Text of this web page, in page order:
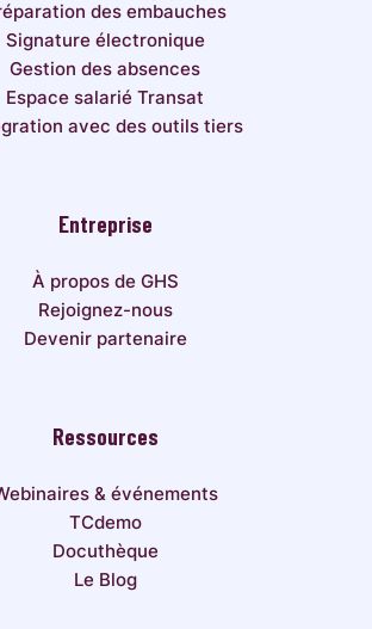
des embauches
Signature électronique
Gestion des absences
Espace salarié Transat
avec des outils tiers
Entreprise
À propos de GHS
Rejoignez-nous
Devenir partenaire
Ressources
& événements
TCdemo
Docuthèque
Le Blog